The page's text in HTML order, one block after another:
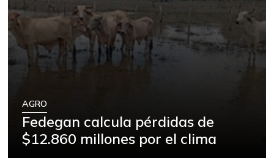
Fedegan calcula pérdidas de
$12.860 millones por el clima